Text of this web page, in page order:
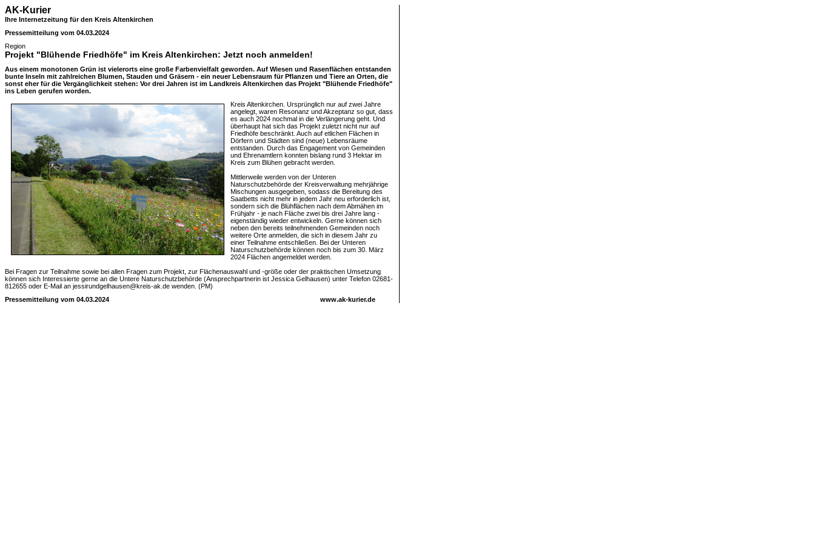
AK-Kurier
Ihre Internetzeitung für den Kreis Altenkirchen
Pressemitteilung vom 04.03.2024
Region
Projekt "Blühende Friedhöfe" im Kreis Altenkirchen: Jetzt noch anmelden!
Aus einem monotonen Grün ist vielerorts eine große Farbenvielfalt geworden. Auf Wiesen und Rasenflächen entstanden
bunte Inseln mit zahlreichen Blumen, Stauden und Gräsern - ein neuer Lebensraum für Pflanzen und Tiere an Orten, die
sonst eher für die Vergänglichkeit stehen: Vor drei Jahren ist im Landkreis Altenkirchen das Projekt "Blühende Friedhöfe"
ins Leben gerufen worden.
Kreis Altenkirchen. Ursprünglich nur auf zwei Jahre
angelegt, waren Resonanz und Akzeptanz so gut, dass
es auch 2024 nochmal in die Verlängerung geht. Und
überhaupt hat sich das Projekt zuletzt nicht nur auf
Friedhöfe beschränkt. Auch auf etlichen Flächen in
Dörfern und Städten sind (neue) Lebensräume
entstanden. Durch das Engagement von Gemeinden
und Ehrenamtlern konnten bislang rund 3 Hektar im
Kreis zum Blühen gebracht werden.
Mittlerweile werden von der Unteren
Naturschutzbehörde der Kreisverwaltung mehrjährige
Mischungen ausgegeben, sodass die Bereitung des
Saatbetts nicht mehr in jedem Jahr neu erforderlich ist,
sondern sich die Blühflächen nach dem Abmähen im
Frühjahr - je nach Fläche zwei bis drei Jahre lang -
eigenständig wieder entwickeln. Gerne können sich
neben den bereits teilnehmenden Gemeinden noch
weitere Orte anmelden, die sich in diesem Jahr zu
einer Teilnahme entschließen. Bei der Unteren
Naturschutzbehörde können noch bis zum 30. März
2024 Flächen angemeldet werden.
Bei Fragen zur Teilnahme sowie bei allen Fragen zum Projekt, zur Flächenauswahl und -größe oder der praktischen Umsetzung
können sich Interessierte gerne an die Untere Naturschutzbehörde (Ansprechpartnerin ist Jessica Gelhausen) unter Telefon 02681-
812655 oder E-Mail an jessirundgelhausen@kreis-ak.de wenden. (PM)
Pressemitteilung vom 04.03.2024
www.ak-kurier.de